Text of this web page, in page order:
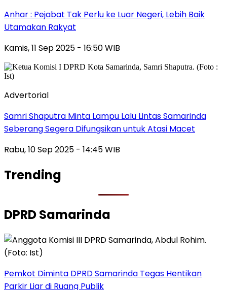
Anhar : Pejabat Tak Perlu ke Luar Negeri, Lebih Baik
Utamakan Rakyat
Kamis, 11 Sep 2025 - 16:50 WIB
Advertorial
Samri Shaputra Minta Lampu Lalu Lintas Samarinda
Seberang Segera Difungsikan untuk Atasi Macet
Rabu, 10 Sep 2025 - 14:45 WIB
Trending
DPRD Samarinda
Pemkot Diminta DPRD Samarinda Tegas Hentikan
Parkir Liar di Ruang Publik